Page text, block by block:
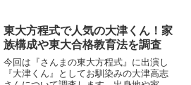
東大方程式で人気の大津くん！家
族構成や東大合格教育法を調査
今回は『さんまの東大方程式』に出演し
『大津くん』としてお馴染みの大津高志